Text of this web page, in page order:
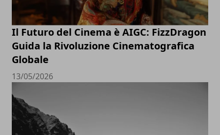
Il Futuro del Cinema è AIGC: FizzDragon
Guida la Rivoluzione Cinematografica
Globale
13/05/2026